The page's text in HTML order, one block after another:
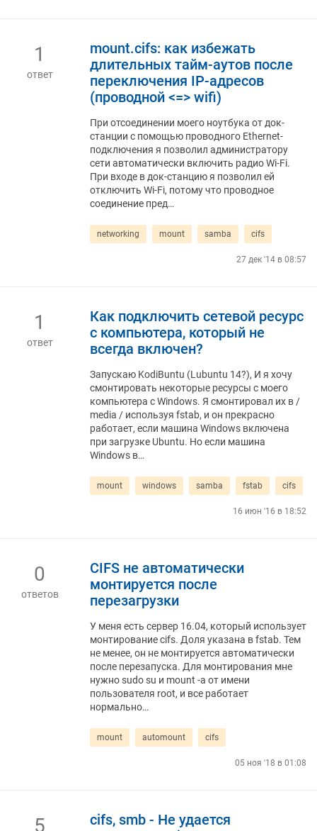
1
ответ
mount.cifs: как избежать
длительных тайм-аутов после
переключения IP-адресов
(проводной <=> wifi)
При отсоединении моего ноутбука от док-
станции с помощью проводного Ethernet-
подключения я позволил администратору
сети автоматически включить радио Wi-Fi.
При входе в док-станцию ​​я позволил ей
отключить Wi-Fi, потому что проводное
соединение пред…
networking mount samba cifs
27 дек '14 в 08:57
1
ответ
Как подключить сетевой ресурс
с компьютера, который не
всегда включен?
Запускаю KodiBuntu (Lubuntu 14?), И я хочу
смонтировать некоторые ресурсы с моего
компьютера с Windows. Я смонтировал их в /
media / используя fstab, и он прекрасно
работает, если машина Windows включена
при загрузке Ubuntu. Но если машина
Windows в…
mount windows samba fstab cifs
16 июн '16 в 18:52
0
ответов
CIFS не автоматически
монтируется после
перезагрузки
У меня есть сервер 16.04, который использует
монтирование cifs. Доля указана в fstab. Тем
не менее, он не монтируется автоматически
после перезапуска. Для монтирования мне
нужно sudo su и mount -a от имени
пользователя root, и все работает
нормально…
mount automount cifs
05 ноя '18 в 01:08
5
cifs, smb - Не удается